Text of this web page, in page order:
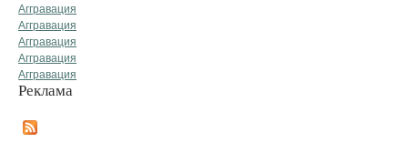
Аггравация
Аггравация
Аггравация
Аггравация
Аггравация
Реклама